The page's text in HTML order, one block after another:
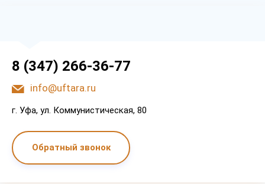
8 (347) 266-36-77
info@uftara.ru
г. Уфа, ул. Коммунистическая, 80
Обратный звонок